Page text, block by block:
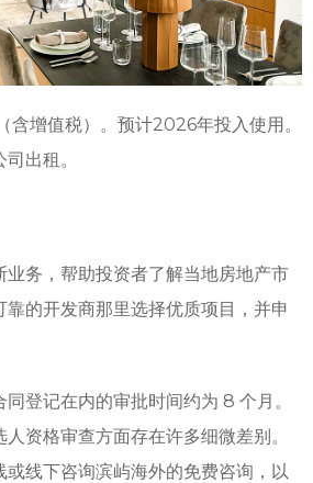
含增值税）。预计2026年投入使用。
出租。
业务，帮助投资者了解当地房地产市
的开发商那里选择优质项目，并申
登记在内的审批时间约为 8 个月。
资格审查方面存在许多细微差别。
或线下咨询滨屿海外的免费咨询，以